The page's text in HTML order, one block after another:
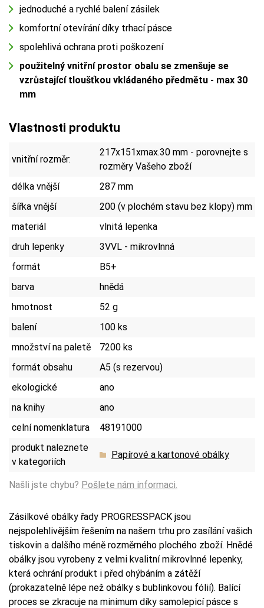
jednoduché a rychlé balení zásilek
komfortní otevírání díky trhací pásce
spolehlivá ochrana proti poškození
použitelný vnitřní prostor obalu se zmenšuje se
vzrůstající tloušťkou vkládaného předmětu - max 30
mm
Vlastnosti produktu
vnitřní rozměr:
217x151xmax.30 mm - porovnejte s
rozměry Vašeho zboží
délka vnější
287 mm
šířka vnější
200 (v plochém stavu bez klopy) mm
materiál
vlnitá lepenka
druh lepenky
3VVL - mikrovlnná
formát
B5+
barva
hnědá
hmotnost
52 g
balení
100 ks
množství na paletě
7200 ks
formát obsahu
A5 (s rezervou)
ekologické
ano
na knihy
ano
celní nomenklatura
48191000
produkt naleznete
v kategoriích
Papírové a kartonové obálky
Našli jste chybu? Pošlete nám informaci.
Zásilkové obálky řady PROGRESSPACK jsou
nejspolehlivějším řešením na našem trhu pro zasílání vašich
tiskovin a dalšího méně rozměrného plochého zboží. Hnědé
obálky jsou vyrobeny z velmi kvalitní mikrovlnné lepenky,
která ochrání produkt i před ohýbáním a zátěží
(prokazatelně lépe než obálky s bublinkovou fólií). Balící
proces se zkracuje na minimum díky samolepicí pásce s